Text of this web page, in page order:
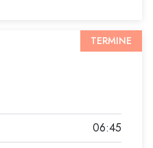
TERMINE
06:45